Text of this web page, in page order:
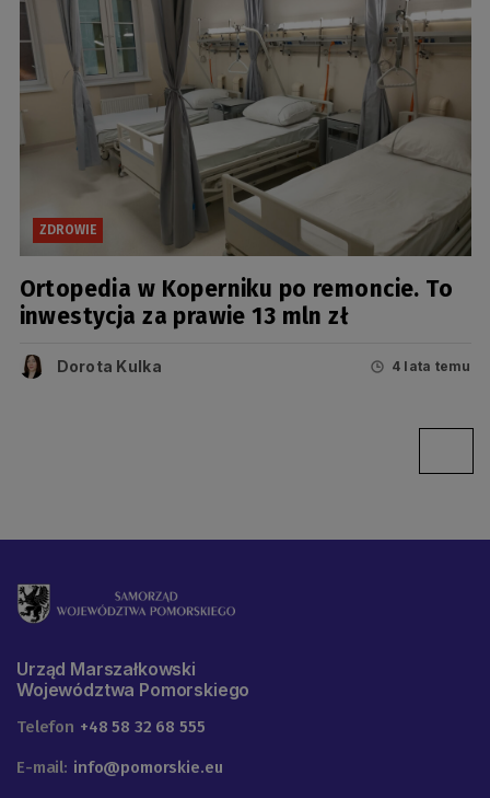
ZDROWIE
Ortopedia w Koperniku po remoncie. To
inwestycja za prawie 13 mln zł
Dorota Kulka 4 lata temu
Urząd Marszałkowski
Województwa Pomorskiego
Telefon +48 58 32 68 555
E-mail: info@pomorskie.eu